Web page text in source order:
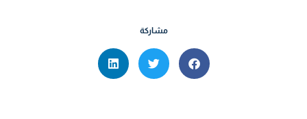
مشاركة